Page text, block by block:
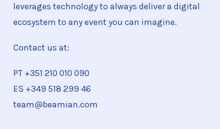
leverages technology to always deliver a digital
ecosystem to any event you can imagine.
Contact us at:
PT +351 210 010 090
ES +349 518 299 46
team@beamian.com